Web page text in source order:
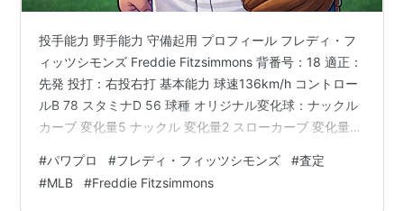
投手能力 野手能力 守備起用 プロフィール フレディ・フ
ィッツシモンズ Freddie Fitzsimmons 背番号：18 適正：
先発 投打：右投右打 基本能力 球速136km/h コントロー
ルB 78 スタミナD 56 球種 オリジナル変化球：ナックル
カーブ 変化量5 ナックル 変化量2 スローカーブ 変化量2
強さB ゴロピッチャー 【査定理由（投手）】 ・球速：
136km/h 38歳という年齢と、全盛期からスピードではな
#パワプロ #フレディ・フィッツシモンズ #査定
#MLB #Freddie Fitzsimmons